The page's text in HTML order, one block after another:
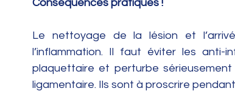
Conséquences pratiques !
Le nettoyage de la lésion et
l’inflammation. Il faut éviter les anti-
plaquettaire et perturbe
ligamentaire. Ils sont à proscrire